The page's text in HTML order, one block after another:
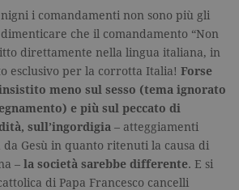
i comandamenti non sono più gli
che il comandamento “Non
direttamente nella lingua italiana, in
esclusivo per la corrotta Italia! Forse
insistito meno sul sesso (tema ignorato
e più sul peccato di
sull’ingordigia – atteggiamenti
Gesù in quanto ritenuti la causa di
– la società sarebbe differente. E si
di Papa Francesco cancelli